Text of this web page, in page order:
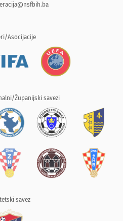
Asocijacije
Županijski savezi
savez